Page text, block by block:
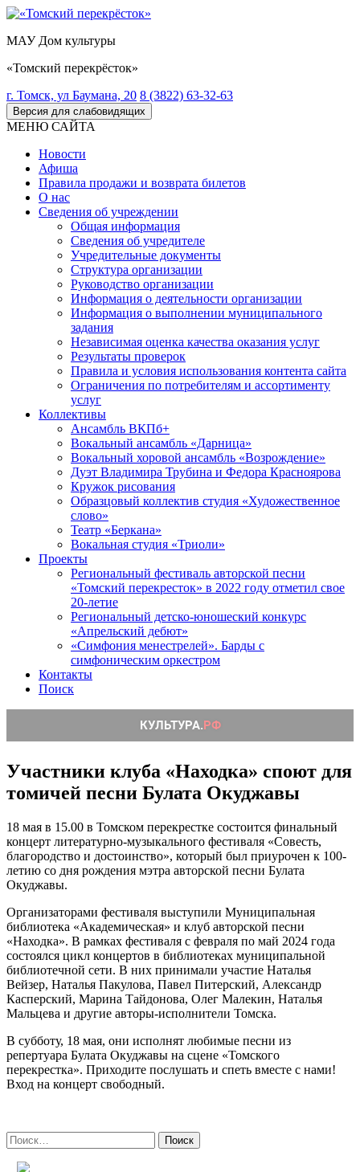
МАУ Дом культуры
«Томский перекрёсток»
г. Томск, ул Баумана, 20 8 (3822) 63-32-63
Версия для слабовидящих
МЕНЮ САЙТА
Новости
Афиша
Правила продажи и возврата билетов
О нас
Сведения об учреждении
Общая информация
Сведения об учредителе
Учредительные документы
Структура организации
Руководство организации
Информация о деятельности организации
Информация о выполнении муниципального
задания
Независимая оценка качества оказания услуг
Результаты проверок
Правила и условия использования контента сайта
Ограничения по потребителям и ассортименту
услуг
Коллективы
Ансамбль ВКПб+
Вокальный ансамбль «Дарница»
Вокальный хоровой ансамбль «Возрождение»
Дуэт Владимира Трубина и Федора Красноярова
Кружок рисования
Образцовый коллектив студия «Художественное
слово»
Театр «Беркана»
Вокальная студия «Триоли»
Проекты
Региональный фестиваль авторской песни
«Томский перекресток» в 2022 году отметил свое
20-летие
Региональный детско-юношеский конкурс
«Апрельский дебют»
«Симфония менестрелей». Барды с
симфоническим оркестром
Контакты
Поиск
Участники клуба «Находка» споют для
томичей песни Булата Окуджавы
18 мая в 15.00 в Томском перекрестке состоится финальный
концерт литературно-музыкального фестиваля «Совесть,
благородство и достоинство», который был приурочен к 100-
летию со дня рождения мэтра авторской песни Булата
Окуджавы.
Организаторами фестиваля выступили Муниципальная
библиотека «Академическая» и клуб авторской песни
«Находка». В рамках фестиваля с февраля по май 2024 года
состоялся цикл концертов в библиотеках муниципальной
библиотечной сети. В них принимали участие Наталья
Вейзер, Наталья Пакулова, Павел Питерский, Александр
Касперский, Марина Тайдонова, Олег Малекин, Наталья
Мальцева и другие авторы-исполнители Томска.
В субботу, 18 мая, они исполнят любимые песни из
репертуара Булата Окуджавы на сцене «Томского
перекрестка». Приходите послушать и спеть вместе с нами!
Вход на концерт свободный.
Найти: